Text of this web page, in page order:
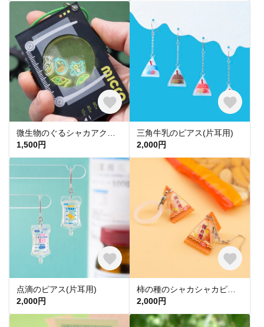
1,500円
三角牛乳のピアス(片耳用)
2,000円
点滴のピアス(片耳用)
2,000円
2,000円